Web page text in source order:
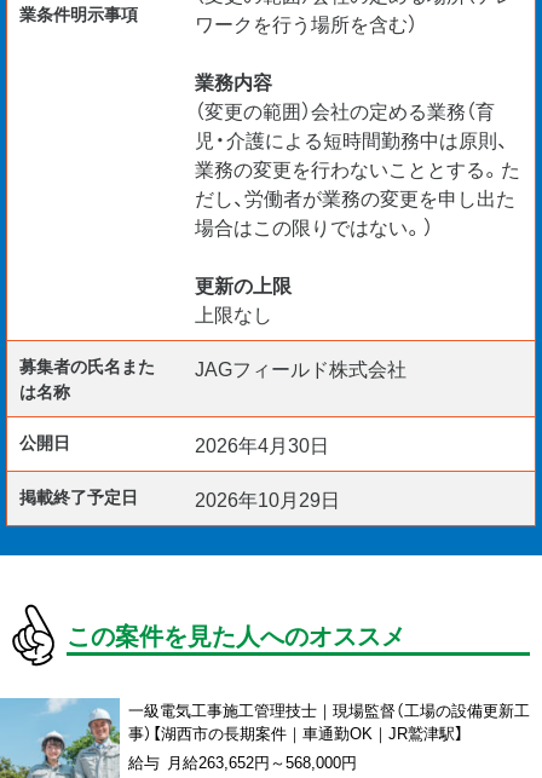
業条件明示事項
ワークを行う場所を含む）
業務内容
（変更の範囲）会社の定める業務（育
児・介護による短時間勤務中は原則、
業務の変更を行わないこととする。た
だし、労働者が業務の変更を申し出た
場合はこの限りではない。）
更新の上限
上限なし
募集者の氏名また
は名称
JAGフィールド株式会社
公開日 2026年4月30日
掲載終了予定日 2026年10月29日
この案件を見た人へのオススメ
一級電気工事施工管理技士｜現場監督（工場の設備更新工
事）【湖西市の長期案件｜車通勤OK｜JR鷲津駅】
給与 月給263,652円～568,000円